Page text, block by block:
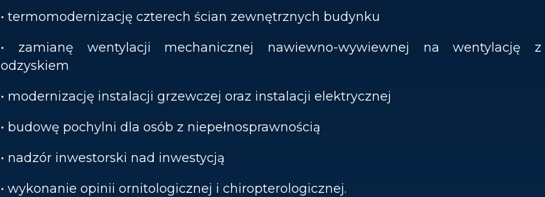
• termomodernizację czterech ścian zewnętrznych budynku
• zamianę wentylacji mechanicznej nawiewno-wywiewnej na wentylację z
odzyskiem
• modernizację instalacji grzewczej oraz instalacji elektrycznej
• budowę pochylni dla osób z niepełnosprawnością
• nadzór inwestorski nad inwestycją
• wykonanie opinii ornitologicznej i chiropterologicznej.